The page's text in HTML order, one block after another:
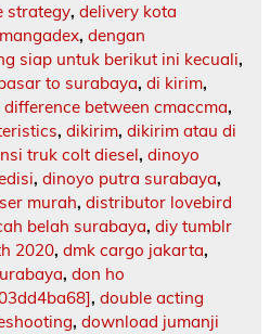
strategy, delivery kota
, dengan
siap untuk berikut ini kecuali,
to surabaya, di kirim,
difference between cmaccma,
, dikirim, dikirim atau di
truk colt diesel, dinoyo
, dinoyo putra surabaya,
murah, distributor lovebird
belah surabaya, diy tumblr
2020, dmk cargo jakarta,
, don ho
, double acting
, download jumanji